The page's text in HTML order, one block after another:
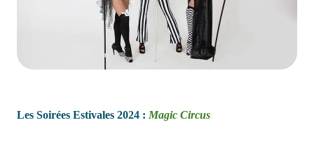
Les Soirées Estivales 2024 : Magic Circus